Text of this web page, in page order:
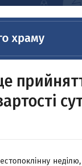
храму
неділю,